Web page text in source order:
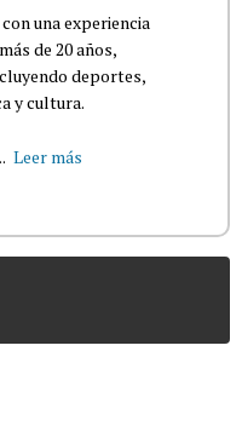
una experiencia
de 20 años,
deportes,
y cultura.
Leer más